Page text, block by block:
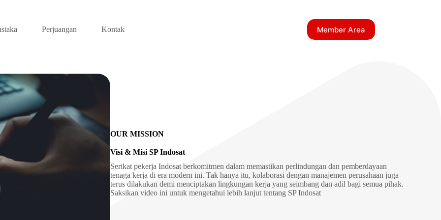
Perjuangan Kontak Member Area
OUR MISSION
Visi & Misi SP Indosat
Serikat pekerja Indosat berkomitmen dalam memastikan perlindungan dan pemberdayaan
tenaga kerja di era modern ini. Tak hanya itu, kolaborasi dengan manajemen perusahaan juga
terus dilakukan demi menciptakan lingkungan kerja yang seimbang dan adil bagi semua pihak.
Saksikan video ini untuk mengetahui lebih lanjut tentang SP Indosat